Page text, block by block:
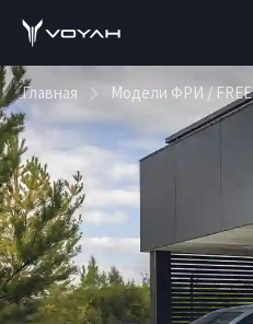
Главная Модели ФРИ / FREE